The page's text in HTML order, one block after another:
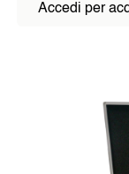
Accedi per